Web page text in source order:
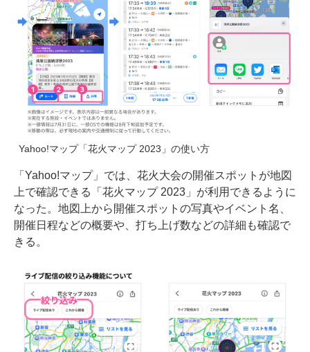
Yahoo!マップ「花火マップ 2023」の使い方
「Yahoo!マップ」では、花火大会の開催スポットが地図
上で確認できる「花火マップ 2023」が利用できるように
なった。地図上から開催スポットの写真やイベント名、
開催日程などの概要や、打ち上げ数などの詳細も確認で
きる。